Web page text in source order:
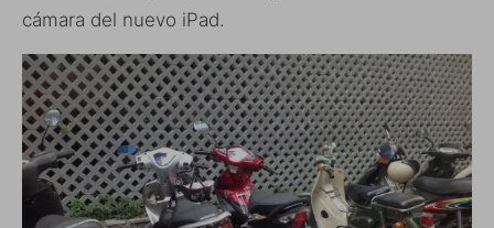
cámara del nuevo iPad.